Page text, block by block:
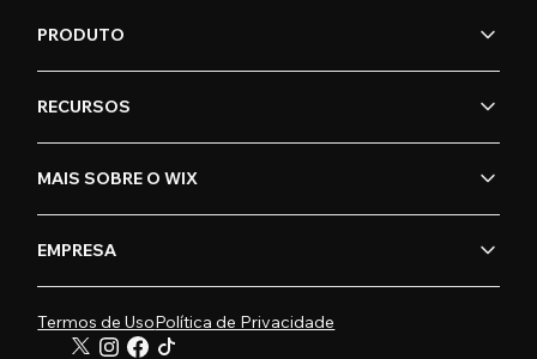
PRODUTO
RECURSOS
MAIS SOBRE O WIX
EMPRESA
Termos de UsoPolítica de Privacidade